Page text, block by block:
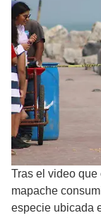
Tras el video
mapache
especie ubicada